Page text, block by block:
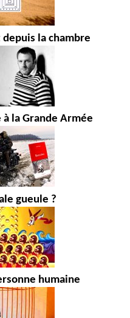
la chambre
à la Grande Armée
gueule ?
humaine